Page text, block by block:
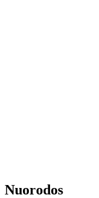
Nuorodos